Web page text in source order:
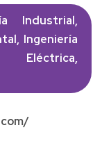
Industrial,
Ingeniería